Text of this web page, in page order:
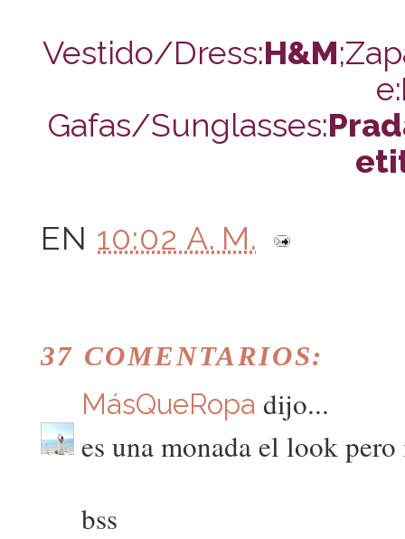
Vestido/Dress:H&M
e:
Gafas/Sunglasses:
EN 10:02 A. M.
37 COMENTARIOS:
MásQueRopa dijo...
es una monada el look
bss